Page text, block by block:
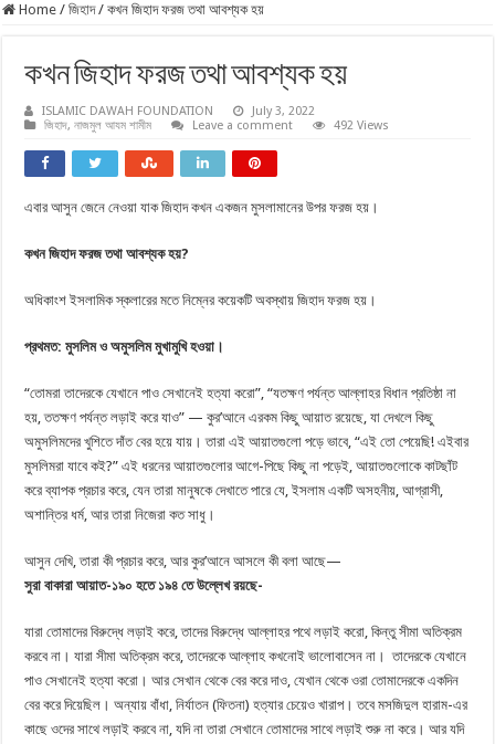
Home / জিহাদ / কখন জিহাদ ফরজ তথা আবশ্যক হয়
কখন জিহাদ ফরজ তথা আবশ্যক হয়
ISLAMIC DAWAH FOUNDATION
July 3, 2022
জিহাদ,নাজমুল আযম শামীম Leave a comment 492 Views
এবার আসুন জেনে নেওয়া যাক জিহাদ কখন একজন মুসলামানের উপর ফরজ হয়।
কখন জিহাদ ফরজ তথা আবশ্যক হয়?
অধিকাংশ ইসলামিক স্কলারের মতে নিম্নের কয়েকটি অবস্থায় জিহাদ ফরজ হয়।
প্রথমত: মুসলিম ও অমুসলিম মুখামুখি হওয়া।
“তোমরা তাদেরকে যেখানে পাও সেখানেই হত্যা করো”, “যতক্ষণ পর্যন্ত আল্লাহর বিধান প্রতিষ্ঠা না
হয়, ততক্ষণ পর্যন্ত লড়াই করে যাও” — কুর’আনে এরকম কিছু আয়াত রয়েছে, যা দেখলে কিছু
অমুসলিমদের খুশিতে দাঁত বের হয়ে যায়। তারা এই আয়াতগুলো পড়ে ভাবে, “এই তো পেয়েছি! এইবার
মুসলিমরা যাবে কই?” এই ধরনের আয়াতগুলোর আগে-পিছে কিছু না পড়েই, আয়াতগুলোকে কাটছাঁট
করে ব্যাপক প্রচার করে, যেন তারা মানুষকে দেখাতে পারে যে, ইসলাম একটি অসহনীয়, আগ্রাসী,
অশান্তির ধর্ম, আর তারা নিজেরা কত সাধু।
আসুন দেখি, তারা কী প্রচার করে, আর কুর’আনে আসলে কী বলা আছে—
সুরা বাকারা আয়াত-১৯০ হতে ১৯৪ তে উল্লেখ রয়ছে-
যারা তোমাদের বিরুদ্ধে লড়াই করে, তাদের বিরুদ্ধে আল্লাহর পথে লড়াই করো, কিন্তু সীমা অতিক্রম
করবে না। যারা সীমা অতিক্রম করে, তাদেরকে আল্লাহ কখনোই ভালোবাসেন না। তাদেরকে যেখানে
পাও সেখানেই হত্যা করো। আর সেখান থেকে বের করে দাও, যেখান থেকে ওরা তোমাদেরকে একদিন
বের করে দিয়েছিল। অন্যায় বাঁধা, নির্যাতন (ফিতনা) হত্যার চেয়েও খারাপ। তবে মসজিদুল হারাম-এর
কাছে ওদের সাথে লড়াই করবে না, যদি না তারা সেখানে তোমাদের সাথে লড়াই শুরু না করে। আর যদি